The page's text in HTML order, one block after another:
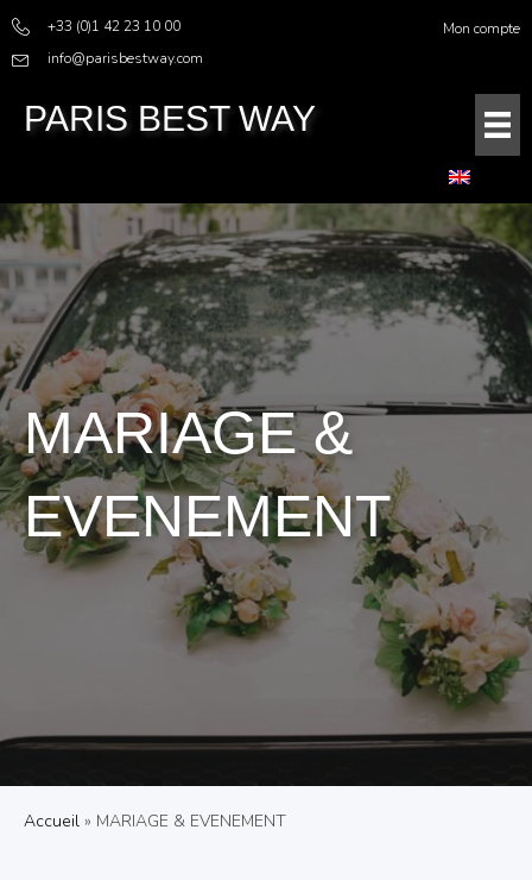
+33 (0)1 42 23 10 00
info@parisbestway.com
Mon compte
PARIS BEST WAY
MARIAGE &
EVENEMENT
Accueil » MARIAGE & EVENEMENT